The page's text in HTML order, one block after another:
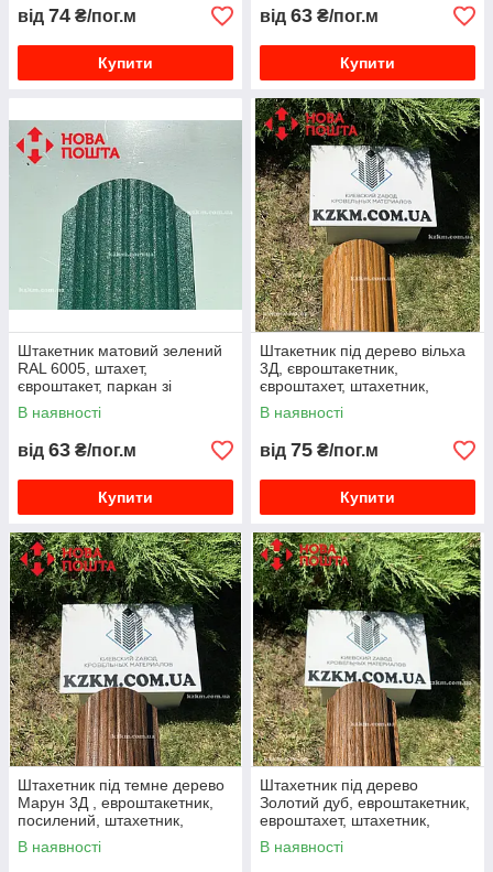
від 74 ₴/пог.м
Купити
від 63 ₴/пог.м
Купити
Штакетник матовий зелений
RAL 6005, штахет,
євроштакет, паркан зі
штакету, металевий зеленого
кольору
В наявності
від 63 ₴/пог.м
Купити
Штакетник під дерево вільха
3Д, євроштакетник,
євроштахет, штахетник,
дерев'яний, металевий,
посилений
В наявності
від 75 ₴/пог.м
Купити
Штахетник під темне дерево
Марун 3Д , евроштакетник,
посилений, штахетник,
металевий, фотопринт
В наявності
Штахетник під дерево
Золотий дуб, евроштакетник,
евроштахет, штахетник,
металевий, фотопринт,
паркан
В наявності